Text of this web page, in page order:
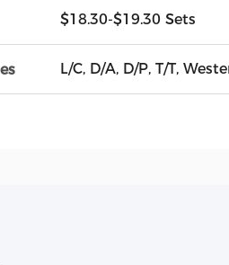
$18.30-$19.30 Sets
L/C, D/A, D/P, T/T,